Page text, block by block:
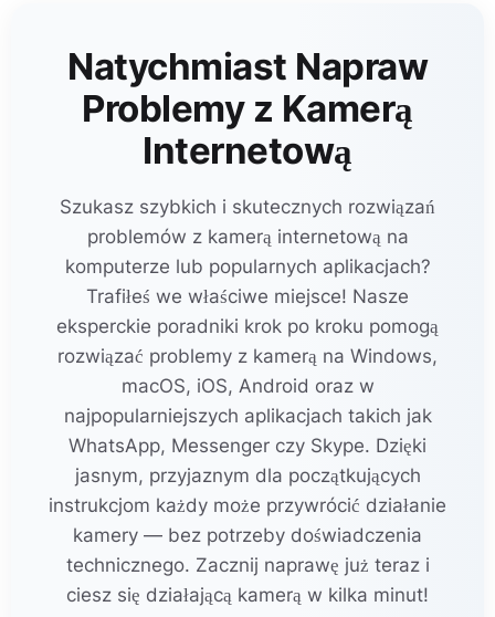
Natychmiast Napraw
Problemy z Kamerą
Internetową
Szukasz szybkich i skutecznych rozwiązań
problemów z kamerą internetową na
komputerze lub popularnych aplikacjach?
Trafiłeś we właściwe miejsce! Nasze
eksperckie poradniki krok po kroku pomogą
rozwiązać problemy z kamerą na Windows,
macOS, iOS, Android oraz w
najpopularniejszych aplikacjach takich jak
WhatsApp, Messenger czy Skype. Dzięki
jasnym, przyjaznym dla początkujących
instrukcjom każdy może przywrócić działanie
kamery — bez potrzeby doświadczenia
technicznego. Zacznij naprawę już teraz i
ciesz się działającą kamerą w kilka minut!